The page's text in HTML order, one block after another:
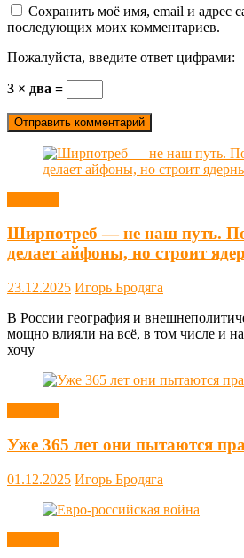
Сохранить моё имя, email и адрес
последующих моих комментариев.
Пожалуйста, введите ответ цифрами:
3 × два =
Ширпотреб — не наш путь.
делает айфоны, но строит
23.12.2025 Игорь Бродяга
В России география и
мощно влияли на всё, в том числе и
хочу
Уже 365 лет они пытаются
01.12.2025 Игорь Бродяга